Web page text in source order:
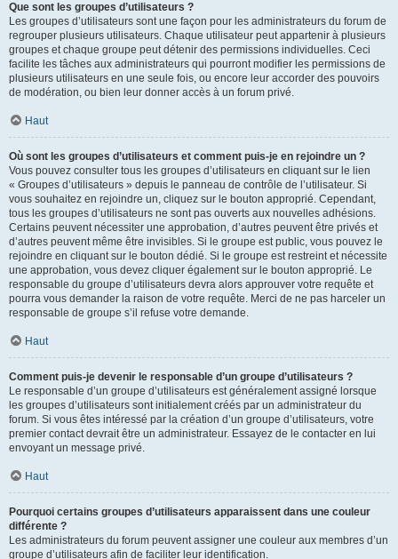
Que sont les groupes d’utilisateurs ?
Les groupes d’utilisateurs sont une façon pour les administrateurs du forum de
regrouper plusieurs utilisateurs. Chaque utilisateur peut appartenir à plusieurs
groupes et chaque groupe peut détenir des permissions individuelles. Ceci
facilite les tâches aux administrateurs qui pourront modifier les permissions de
plusieurs utilisateurs en une seule fois, ou encore leur accorder des pouvoirs
de modération, ou bien leur donner accès à un forum privé.
Haut
Où sont les groupes d’utilisateurs et comment puis-je en rejoindre un ?
Vous pouvez consulter tous les groupes d’utilisateurs en cliquant sur le lien
« Groupes d’utilisateurs » depuis le panneau de contrôle de l’utilisateur. Si
vous souhaitez en rejoindre un, cliquez sur le bouton approprié. Cependant,
tous les groupes d’utilisateurs ne sont pas ouverts aux nouvelles adhésions.
Certains peuvent nécessiter une approbation, d’autres peuvent être privés et
d’autres peuvent même être invisibles. Si le groupe est public, vous pouvez le
rejoindre en cliquant sur le bouton dédié. Si le groupe est restreint et nécessite
une approbation, vous devez cliquer également sur le bouton approprié. Le
responsable du groupe d’utilisateurs devra alors approuver votre requête et
pourra vous demander la raison de votre requête. Merci de ne pas harceler un
responsable de groupe s’il refuse votre demande.
Haut
Comment puis-je devenir le responsable d’un groupe d’utilisateurs ?
Le responsable d’un groupe d’utilisateurs est généralement assigné lorsque
les groupes d’utilisateurs sont initialement créés par un administrateur du
forum. Si vous êtes intéressé par la création d’un groupe d’utilisateurs, votre
premier contact devrait être un administrateur. Essayez de le contacter en lui
envoyant un message privé.
Haut
Pourquoi certains groupes d’utilisateurs apparaissent dans une couleur
différente ?
Les administrateurs du forum peuvent assigner une couleur aux membres d’un
groupe d’utilisateurs afin de faciliter leur identification.